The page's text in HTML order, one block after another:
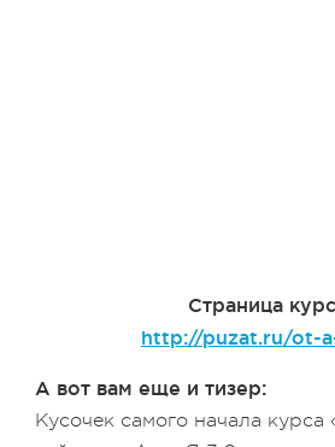
Страница
http://puzat.ru/ot-
А вот вам еще и тизер:
Кусочек самого начала курса